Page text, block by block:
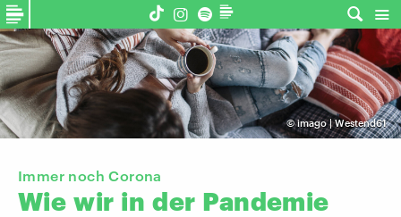
©imago | Westend61
Immer noch Corona
Wie wir in der Pandemie